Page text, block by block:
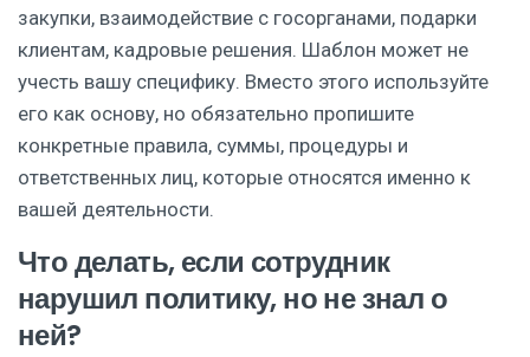
закупки, взаимодействие с госорганами, подарки
клиентам, кадровые решения. Шаблон может не
учесть вашу специфику. Вместо этого используйте
его как основу, но обязательно пропишите
конкретные правила, суммы, процедуры и
ответственных лиц, которые относятся именно к
вашей деятельности.
Что делать, если сотрудник
нарушил политику, но не знал о
ней?